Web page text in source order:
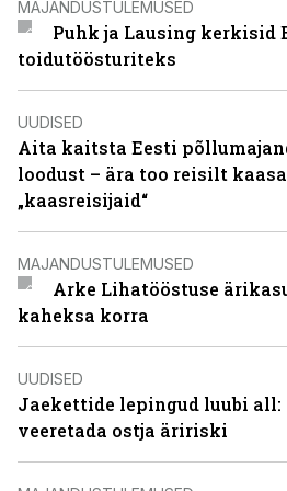
MAJANDUSTULEMUSED
Puhk ja Lausing kerkisid
toidutöösturiteks
UUDISED
Aita kaitsta Eesti
loodust – ära too reisilt
„kaasreisijaid“
MAJANDUSTULEMUSED
Arke Lihatööstuse
kaheksa korra
UUDISED
Jaekettide lepingud luubi
veeretada ostja äririski